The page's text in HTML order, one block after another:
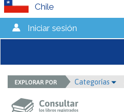
Chile
Iniciar sesión
Categorías